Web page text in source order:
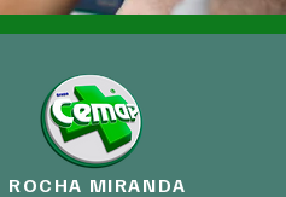
ROCHA MIRANDA